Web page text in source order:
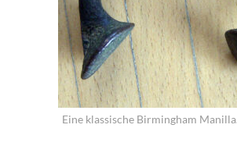
Eine klassische Birmingham